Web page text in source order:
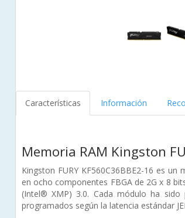
Características Información
Memoria RAM Kingston
Kingston FURY KF560C36BBE2-16 es
en ocho componentes FBGA de 2G x 8
(Intel® XMP) 3.0. Cada módulo ha
programados según la latencia estándar